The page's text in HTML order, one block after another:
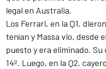
legal en Australia.
Los Ferrari, en la Q1,
tenían y Massa vio, desde
puesto y era eliminado. Su
14º. Luego, en la Q2,